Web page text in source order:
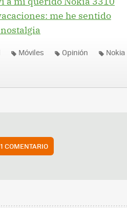
me he sentido
Móviles Opinión Nokia
1 COMENTARIO